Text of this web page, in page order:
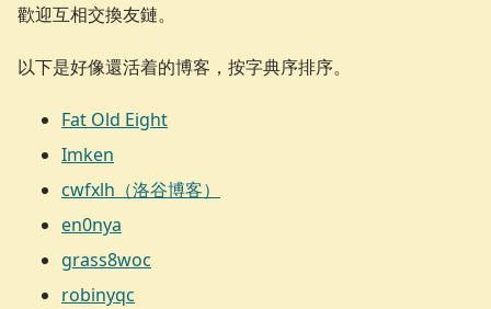
歡迎互相交換友鏈。
以下是好像還活着的博客，按字典序排序。
Fat Old Eight
Imken
cwfxlh（洛谷博客）
en0nya
grass8woc
robinyqc